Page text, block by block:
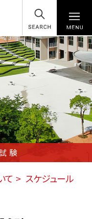
SEARCH
験
て
スケジュール